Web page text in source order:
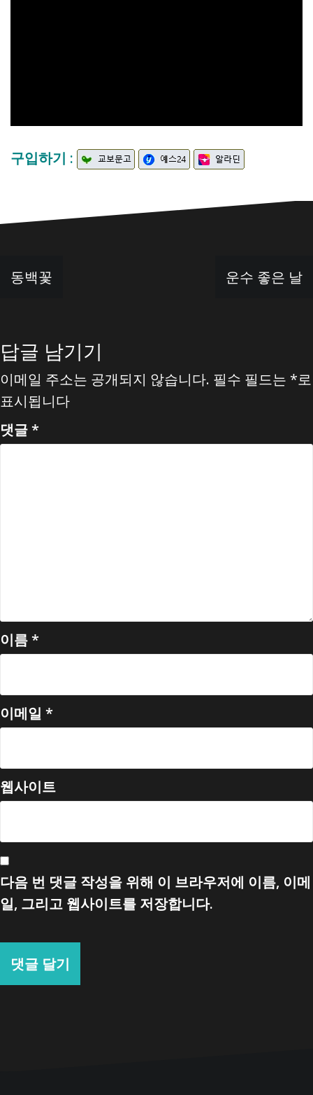
구입하기 :
글
탐동백꽃 운수 좋은 날
답글 남기기
이메일 주소는 공개되지 않습니다. 필수 필드는 *로
표시됩니다
댓글*
이름*
이메일 *
웹사이트
다음 번 댓글 작성을 위해 이 브라우저에 이름, 이메
일, 그리고 웹사이트를 저장합니다.